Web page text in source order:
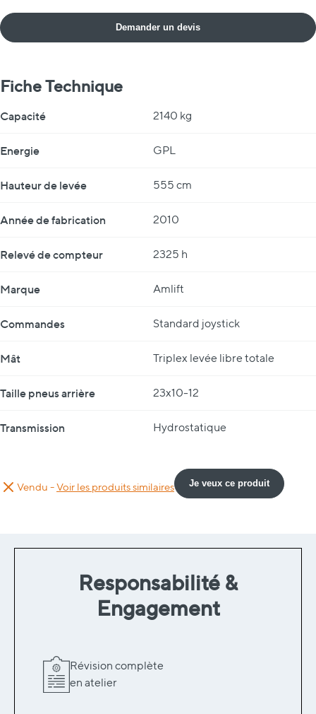
Demander un devis
Fiche Technique
Capacité 2140 kg
Energie GPL
Hauteur de levée 555 cm
Année de fabrication 2010
Relevé de compteur 2325 h
Marque Amlift
Commandes Standard joystick
Mât Triplex levée libre totale
Taille pneus arrière 23x10-12
Transmission Hydrostatique
Vendu -Voir les produits similaires Je veux ce produit
Responsabilité &
Engagement
Révision complète
en atelier